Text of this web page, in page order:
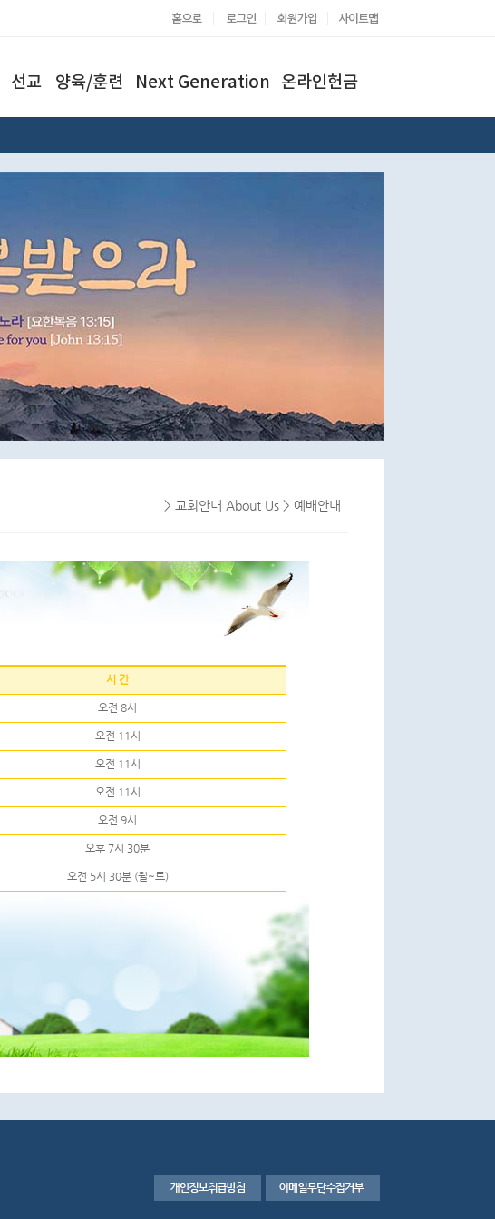
> 교회안내 About Us > 예배안내
시 간
오전 8시
오전 11시
오전 11시
오전 11시
오전 9시
오후 7시 30분
오전 5시 30분 (월~토)